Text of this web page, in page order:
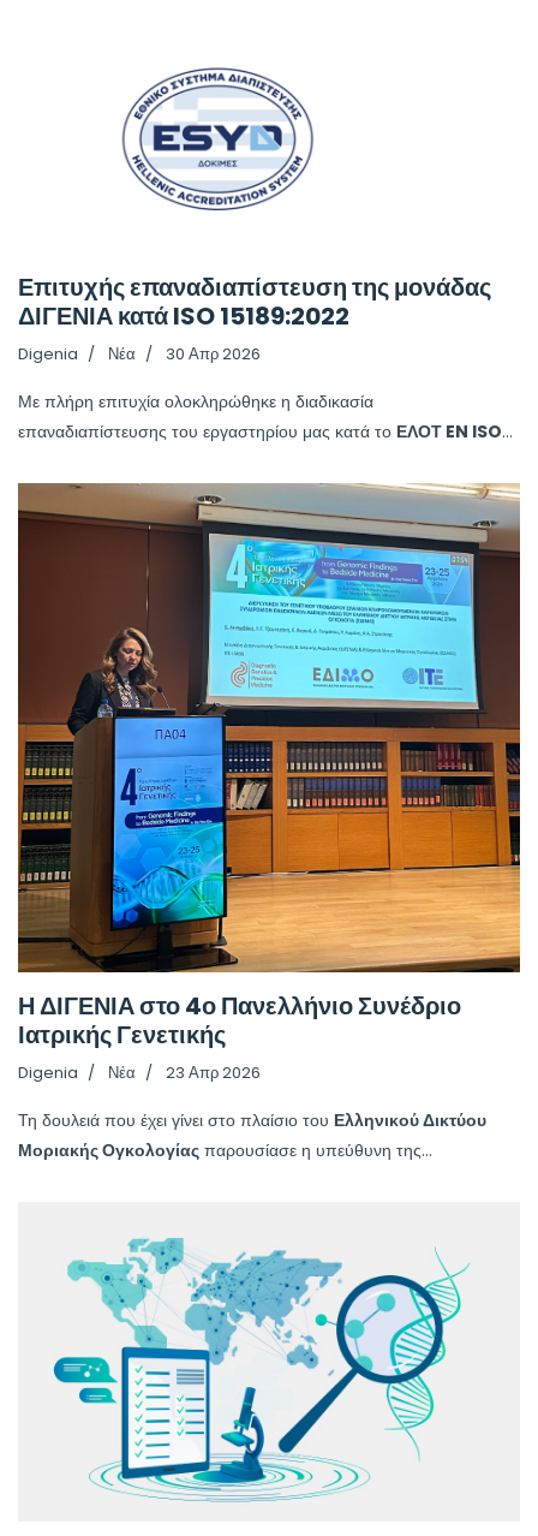
Επιτυχής επαναδιαπίστευση της μονάδας
ΔΙΓΕΝΙΑ κατά ISO 15189:2022
Digenia Νέα 30 Απρ 2026
Με πλήρη επιτυχία ολοκληρώθηκε η διαδικασία
επαναδιαπίστευσης του εργαστηρίου μας κατά το ΕΛΟΤ EN ISO...
Η ΔΙΓΕΝΙΑ στο 4ο Πανελλήνιο Συνέδριο
Ιατρικής Γενετικής
Digenia Νέα 23 Απρ 2026
Τη δουλειά που έχει γίνει στο πλαίσιο του Ελληνικού Δικτύου
Μοριακής Ογκολογίας παρουσίασε η υπεύθυνη της...